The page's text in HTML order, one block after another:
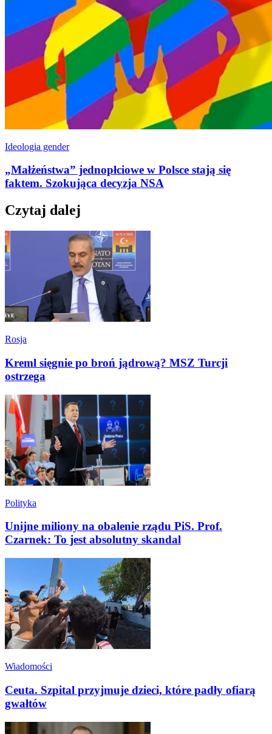
Ideologia gender
„Małżeństwa” jednopłciowe w Polsce stają się
faktem. Szokująca decyzja NSA
Czytaj dalej
Rosja
Kreml sięgnie po broń jądrową? MSZ Turcji
ostrzega
Polityka
Unijne miliony na obalenie rządu PiS. Prof.
Czarnek: To jest absolutny skandal
Wiadomości
Ceuta. Szpital przyjmuje dzieci, które padły ofiarą
gwałtów